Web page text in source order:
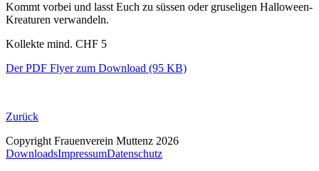
Kommt vorbei und lasst Euch zu süssen oder gruseligen Halloween-
Kreaturen verwandeln.
Kollekte mind. CHF 5
Der PDF Flyer zum Download (95 KB)
Zurück
Copyright Frauenverein Muttenz 2026
DownloadsImpressumDatenschutz